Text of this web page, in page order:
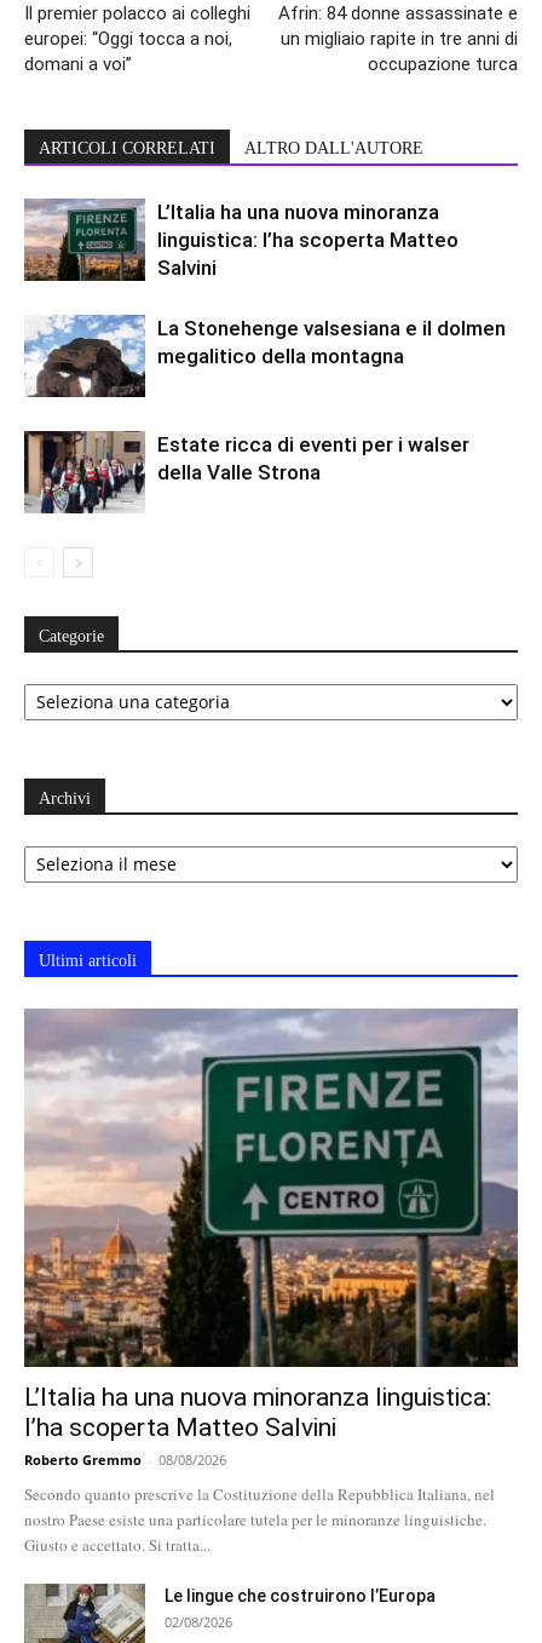
Il premier polacco ai colleghi
europei: “Oggi tocca a noi,
domani a voi”
Afrin: 84 donne assassinate e
un migliaio rapite in tre anni di
occupazione turca
ARTICOLI CORRELATI ALTRO DALL'AUTORE
L’Italia ha una nuova minoranza
linguistica: l’ha scoperta Matteo
Salvini
La Stonehenge valsesiana e il dolmen
megalitico della montagna
Estate ricca di eventi per i walser
della Valle Strona
Categorie
Categorie
Archivi
Archivi
Ultimi articoli
L’Italia ha una nuova minoranza linguistica:
l’ha scoperta Matteo Salvini
Roberto Gremmo - 08/08/2026
Secondo quanto prescrive la Costituzione della Repubblica Italiana, nel
nostro Paese esiste una particolare tutela per le minoranze linguistiche.
Giusto e accettato. Si tratta...
Le lingue che costruirono l’Europa
02/08/2026